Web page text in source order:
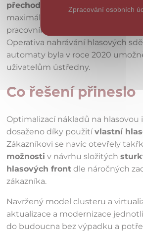
přechod na většinový home
maximálním
pracovníků pro
ovládání služeb
Operativa nahrávání hlasových
automaty byla v roce 2020
uživatelům ústředny.
Co řešení přineslo
Optimalizací nákladů na
dosaženo díky použitívlastní
Zákazníkovi se navíc otevřely
možnosti v návrhu složitých
hlasových front dle náročných
zákazníka.
Navržený model clusteru a
aktualizace a modernizace
do budoucna bez výpadku a
Zpracování osobních